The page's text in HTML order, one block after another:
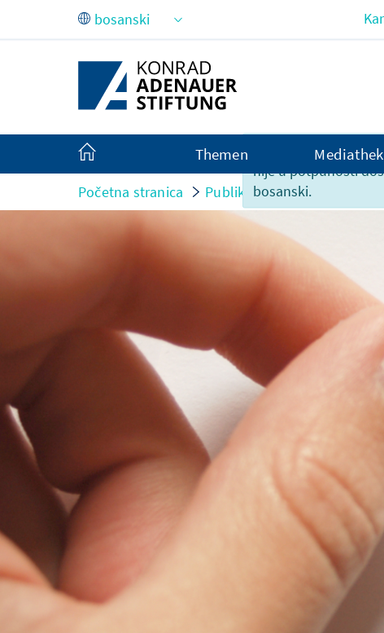
Skip to Main Content
Sadržaj ove stranice
nije u potpunosti
bosanski.
Themen Mediathek
Početna stranica Publikacije Soziale